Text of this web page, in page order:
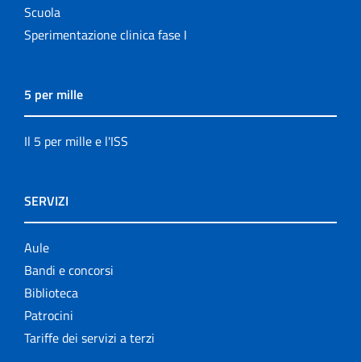
Scuola
Sperimentazione clinica fase I
5 per mille
Il 5 per mille e l'ISS
SERVIZI
Aule
Bandi e concorsi
Biblioteca
Patrocini
Tariffe dei servizi a terzi